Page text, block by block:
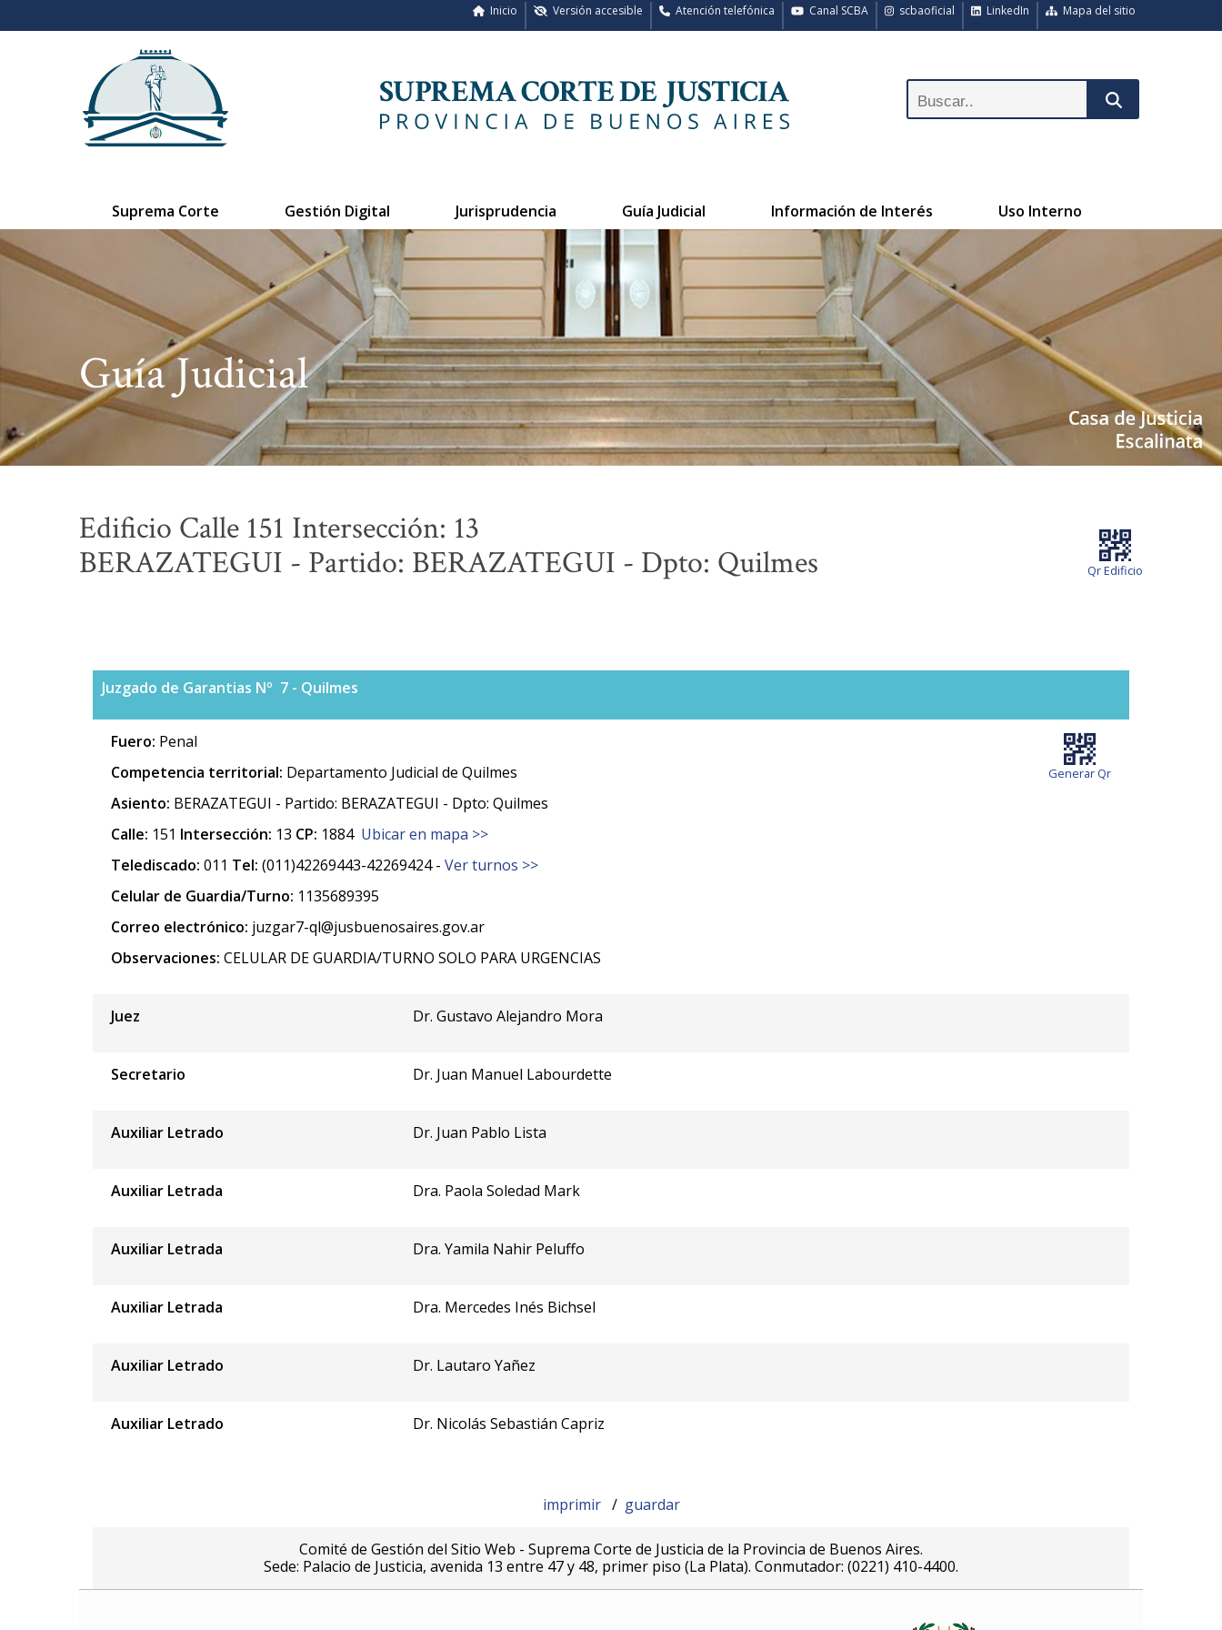
Mapa del sitio
LinkedIn
scbaoficial
Canal SCBA
Atención telefónica
Versión accesible
Inicio
Suprema Corte Gestión Digital Jurisprudencia Guía Judicial Información de Interés Uso Interno
Guía Judicial
Qr Edificio
Edificio Calle 151 Intersección: 13
BERAZATEGUI - Partido: BERAZATEGUI - Dpto: Quilmes
Juzgado de Garantias Nº 7 - Quilmes
Generar Qr
Fuero: Penal
Competencia territorial: Departamento Judicial de Quilmes
Asiento: BERAZATEGUI - Partido: BERAZATEGUI - Dpto: Quilmes
Calle: 151 Intersección: 13 CP: 1884 Ubicar en mapa >>
Telediscado: 011 Tel: (011)42269443-42269424 - Ver turnos >>
Celular de Guardia/Turno: 1135689395
Correo electrónico: juzgar7-ql@jusbuenosaires.gov.ar
Observaciones: CELULAR DE GUARDIA/TURNO SOLO PARA URGENCIAS
Juez Dr. Gustavo Alejandro Mora
Secretario Dr. Juan Manuel Labourdette
Auxiliar Letrado Dr. Juan Pablo Lista
Auxiliar Letrada Dra. Paola Soledad Mark
Auxiliar Letrada Dra. Yamila Nahir Peluffo
Auxiliar Letrada Dra. Mercedes Inés Bichsel
Auxiliar Letrado Dr. Lautaro Yañez
Auxiliar Letrado Dr. Nicolás Sebastián Capriz
imprimir / guardar
Comité de Gestión del Sitio Web - Suprema Corte de Justicia de la Provincia de Buenos Aires.
Sede: Palacio de Justicia, avenida 13 entre 47 y 48, primer piso (La Plata). Conmutador: (0221) 410-4400.